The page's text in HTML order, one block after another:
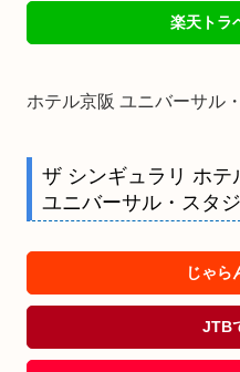
楽天トラ
ホテル京阪 ユニバーサル
ザ シンギュラリ ホテ
ユニバーサル・スタ
じゃら
JTB